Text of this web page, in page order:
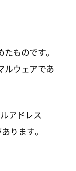
ものです。
ルウェアであ
アドレス
ります。